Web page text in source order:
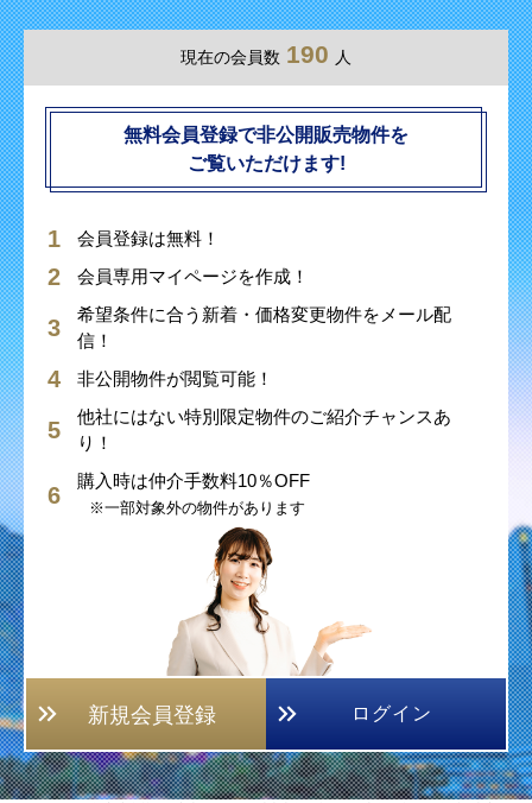
現在の会員数 190 人
無料会員登録で非公開販売物件を
ご覧いただけます!
会員登録は無料！
会員専用マイページを作成！
希望条件に合う新着・価格変更物件をメール配
信！
非公開物件が閲覧可能！
他社にはない特別限定物件のご紹介チャンスあ
り！
購入時は仲介手数料10％OFF
※一部対象外の物件があります
新規会員登録 ログイン